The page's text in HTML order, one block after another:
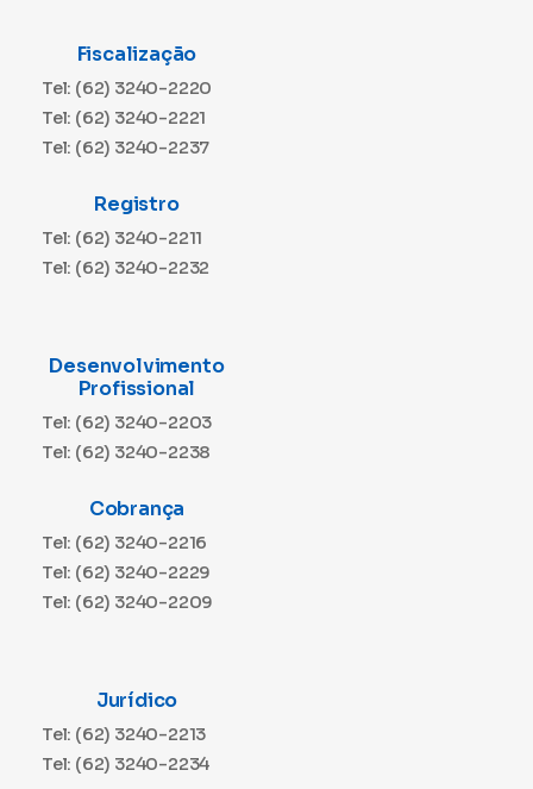
Fiscalização
Tel: (62) 3240-2220
Tel: (62) 3240-2221
Tel: (62) 3240-2237
Registro
Tel: (62) 3240-2211
Tel: (62) 3240-2232
Desenvolvimento
Profissional
Tel: (62) 3240-2203
Tel: (62) 3240-2238
Cobrança
Tel: (62) 3240-2216
Tel: (62) 3240-2229
Tel: (62) 3240-2209
Jurídico
Tel: (62) 3240-2213
Tel: (62) 3240-2234